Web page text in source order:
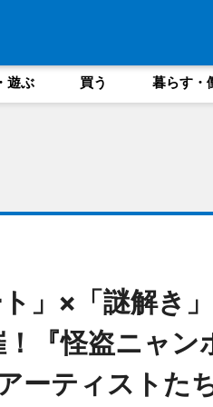
遊ぶ 買う 暮らす・
」×「謎解き
『怪盗ニャン
ーティストた